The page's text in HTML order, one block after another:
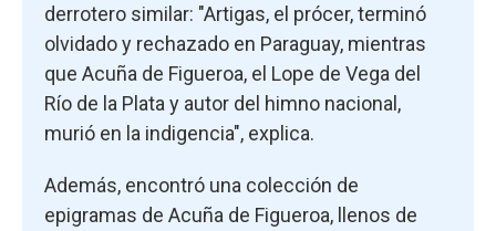
derrotero similar: "Artigas, el prócer, terminó
olvidado y rechazado en Paraguay, mientras
que Acuña de Figueroa, el Lope de Vega del
Río de la Plata y autor del himno nacional,
murió en la indigencia", explica.
Además, encontró una colección de
epigramas de Acuña de Figueroa, llenos de